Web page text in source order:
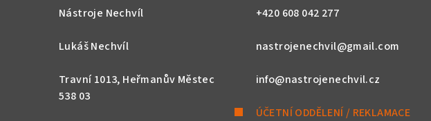
Nástroje Nechvíl
Lukáš Nechvíl
Travní 1013, Heřmanův Městec
538 03
+420 608 042 277
nastrojenechvil@gmail.com
info@nastrojenechvil.cz
ÚČETNÍ ODDĚLENÍ / REKLAMACE